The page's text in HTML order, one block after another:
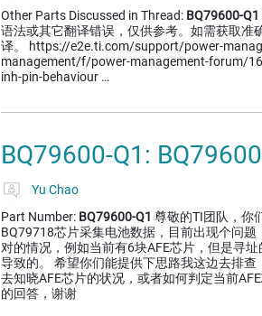
Other Parts Discussed in Thread: BQ79600-Q1
语法或其它翻译错误，仅供参考。如需获取准
译。 https://e2e.ti.com/support/power-
management/f/power-management-forum/
inh-pin-behaviour …
BQ79600-Q1:
Yu Chao
Part Number: BQ79600-Q1 尊敬的TI团队，你
BQ79718芯片采集电池数据，目前出现个问
对的情况，例如当前有6块AFE芯片，但是寻
导致的。 希望你们能提供下思路我这边去排
去知晓AFE芯片的状况，或者如何判定当前
的回答，谢谢